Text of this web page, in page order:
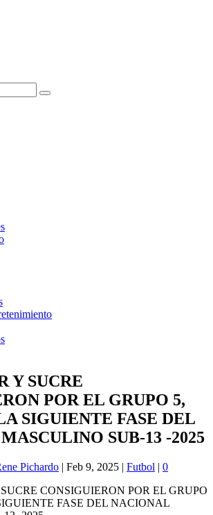
Y SUCRE
POR EL GRUPO 5,
SIGUIENTE FASE DEL
SUB-13 -2025
Pichardo | Feb 9, 2025 | Futbol | 0